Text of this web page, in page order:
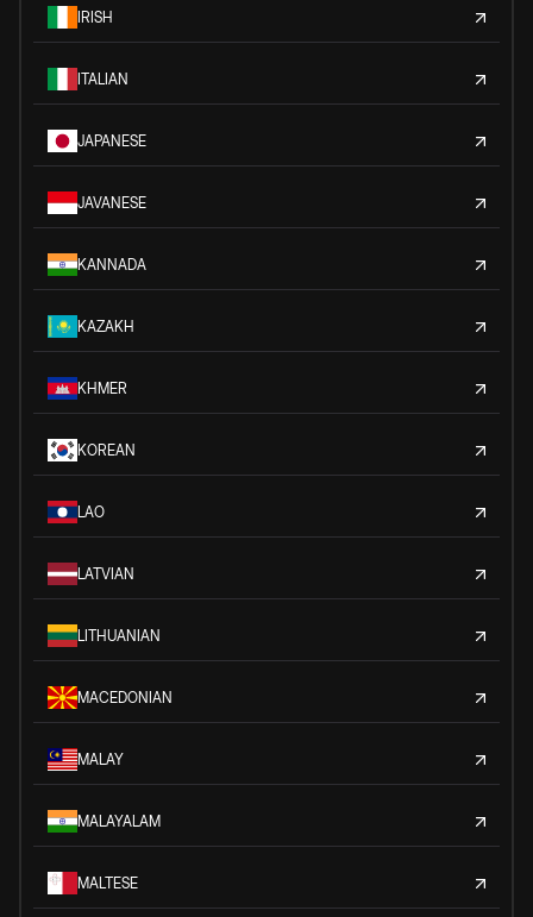
IRISH
ITALIAN
JAPANESE
JAVANESE
KANNADA
KAZAKH
KHMER
KOREAN
LAO
LATVIAN
LITHUANIAN
MACEDONIAN
MALAY
MALAYALAM
MALTESE